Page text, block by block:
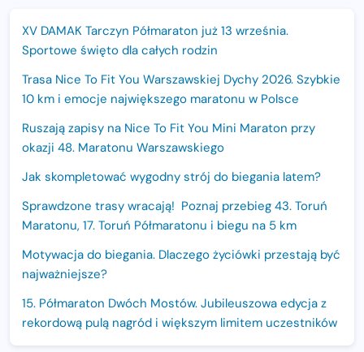
XV DAMAK Tarczyn Półmaraton już 13 września.
Sportowe święto dla całych rodzin
Trasa Nice To Fit You Warszawskiej Dychy 2026. Szybkie
10 km i emocje największego maratonu w Polsce
Ruszają zapisy na Nice To Fit You Mini Maraton przy
okazji 48. Maratonu Warszawskiego
Jak skompletować wygodny strój do biegania latem?
Sprawdzone trasy wracają! Poznaj przebieg 43. Toruń
Maratonu, 17. Toruń Półmaratonu i biegu na 5 km
Motywacja do biegania. Dlaczego życiówki przestają być
najważniejsze?
15. Półmaraton Dwóch Mostów. Jubileuszowa edycja z
rekordową pulą nagród i większym limitem uczestników